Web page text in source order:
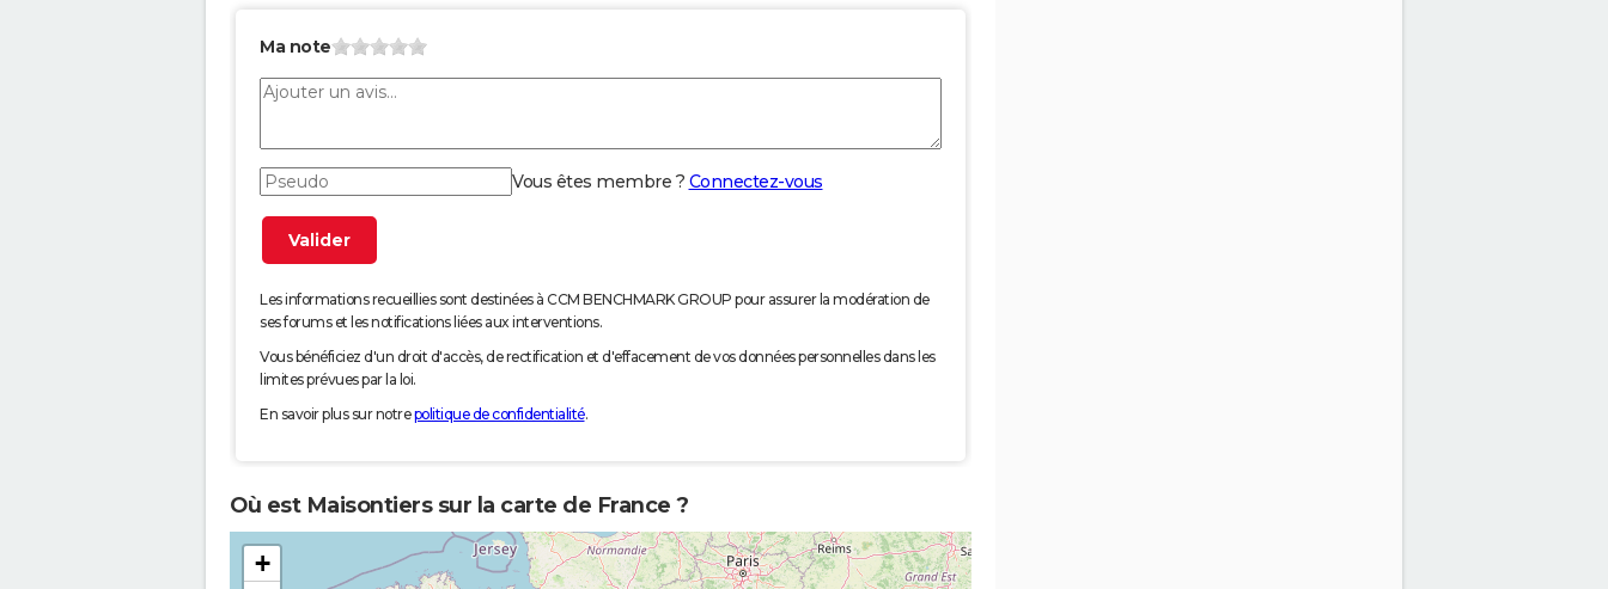
Ma note
Vous êtes membre ? Connectez-vous
Les informations recueillies sont destinées à CCM BENCHMARK GROUP pour assurer la modération de
ses forums et les notifications liées aux interventions.
Vous bénéficiez d'un droit d'accès, de rectification et d'effacement de vos données personnelles dans les
limites prévues par la loi.
En savoir plus sur notrepolitique de confidentialité.
Où est Maisontiers sur la carte de France ?
+